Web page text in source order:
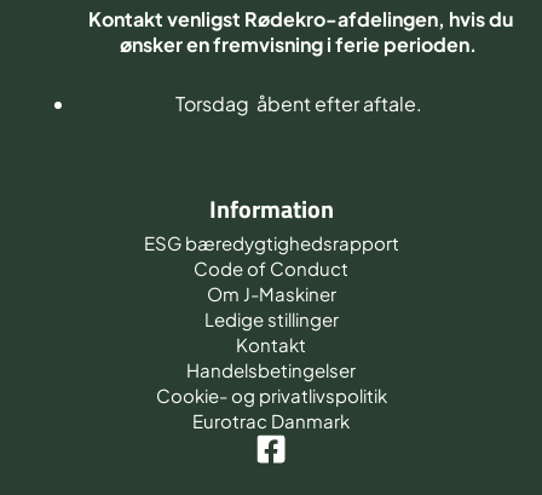
Kontakt venligst Rødekro-afdelingen, hvis du
ønsker en fremvisning i ferie perioden.
Torsdag åbent efter aftale.
Information
ESG bæredygtighedsrapport
Code of Conduct
Om J-Maskiner
Ledige stillinger
Kontakt
Handelsbetingelser
Cookie- og privatlivspolitik
Eurotrac Danmark